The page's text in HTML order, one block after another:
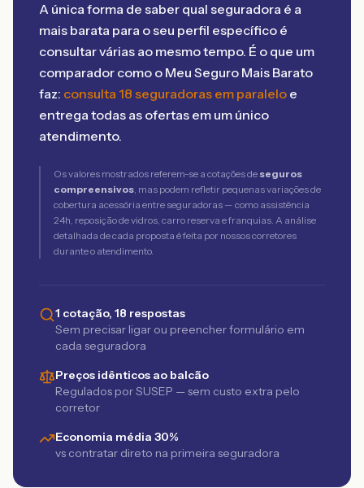
A única forma de saber qual seguradora é a
mais barata para o seu perfil específico é
consultar várias ao mesmo tempo. É o que um
comparador como o Meu Seguro Mais Barato
faz: consulta 18 seguradoras em paralelo e
entrega todas as ofertas em um único
atendimento.
Os valores mostrados referem-se a cotações de seguros
compreensivos, mas podem refletir pequenas variações de
cobertura acessória entre seguradoras — como assistência
24h, reposição de vidros, carro reserva e franquias. A análise
detalhada de cada proposta é feita por nossos corretores
durante o atendimento.
1 cotação, 18 respostas
Sem precisar ligar ou preencher formulário em
cada seguradora
Preços idênticos ao balcão
Regulados por SUSEP — sem custo extra pelo
corretor
Economia média 30%
vs contratar direto na primeira seguradora